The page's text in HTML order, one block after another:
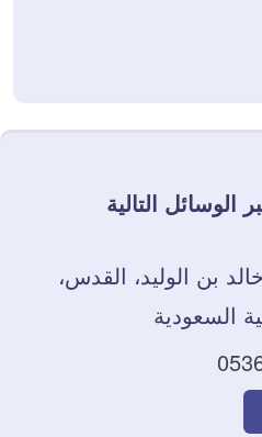
الوسائل التالية
خالد بن الوليد، القدس،
السعودية